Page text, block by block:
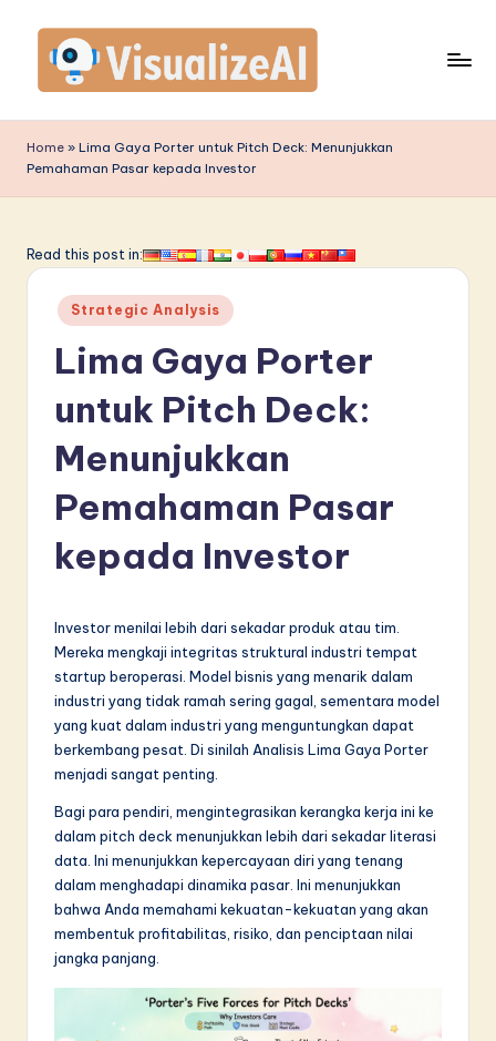
content
is
u
li
A
si
L
Home » Lima Gaya Porter untuk Pitch Deck: Menunjukkan
Pemahaman Pasar kepada Investor
Read this post in:
Posted
in
Strategic Analysis
Lima Gaya Porter
untuk Pitch Deck:
Menunjukkan
Pemahaman Pasar
kepada Investor
Investor menilai lebih dari sekadar produk atau tim.
Mereka mengkaji integritas struktural industri tempat
startup beroperasi. Model bisnis yang menarik dalam
industri yang tidak ramah sering gagal, sementara model
yang kuat dalam industri yang menguntungkan dapat
berkembang pesat. Di sinilah Analisis Lima Gaya Porter
menjadi sangat penting.
Bagi para pendiri, mengintegrasikan kerangka kerja ini ke
dalam pitch deck menunjukkan lebih dari sekadar literasi
data. Ini menunjukkan kepercayaan diri yang tenang
dalam menghadapi dinamika pasar. Ini menunjukkan
bahwa Anda memahami kekuatan-kekuatan yang akan
membentuk profitabilitas, risiko, dan penciptaan nilai
jangka panjang.